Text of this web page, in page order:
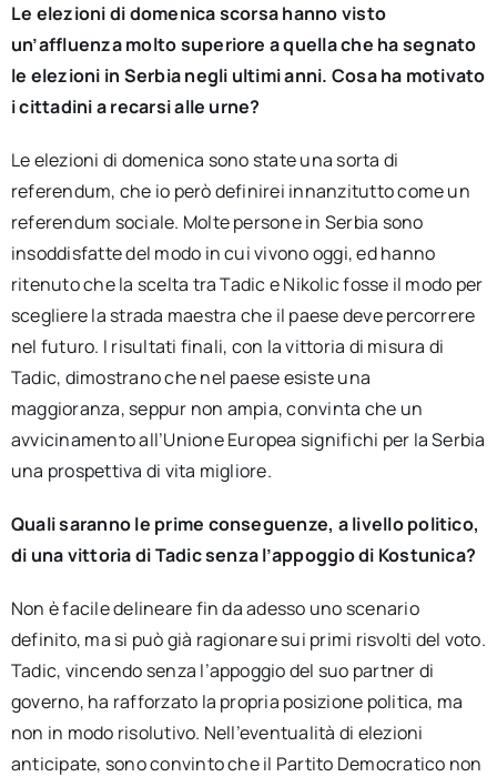
Le elezioni di domenica scorsa hanno visto
un’affluenza molto superiore a quella che ha segnato
le elezioni in Serbia negli ultimi anni. Cosa ha motivato
i cittadini a recarsi alle urne?
Le elezioni di domenica sono state una sorta di
referendum, che io però definirei innanzitutto come un
referendum sociale. Molte persone in Serbia sono
insoddisfatte del modo in cui vivono oggi, ed hanno
ritenuto che la scelta tra Tadic e Nikolic fosse il modo per
scegliere la strada maestra che il paese deve percorrere
nel futuro. I risultati finali, con la vittoria di misura di
Tadic, dimostrano che nel paese esiste una
maggioranza, seppur non ampia, convinta che un
avvicinamento all’Unione Europea significhi per la Serbia
una prospettiva di vita migliore.
Quali saranno le prime conseguenze, a livello politico,
di una vittoria di Tadic senza l’appoggio di Kostunica?
Non è facile delineare fin da adesso uno scenario
definito, ma si può già ragionare sui primi risvolti del voto.
Tadic, vincendo senza l’appoggio del suo partner di
governo, ha rafforzato la propria posizione politica, ma
non in modo risolutivo. Nell’eventualità di elezioni
anticipate, sono convinto che il Partito Democratico non